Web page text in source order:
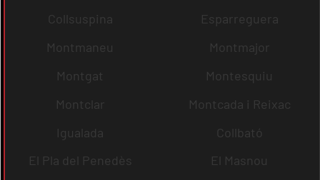
Collsuspina
Esparreguera
Montmaneu
Montmajor
Montgat
Montesquiu
Montclar
Montcada i Reixac
Igualada
Collbató
El Pla del Penedès
El Masnou